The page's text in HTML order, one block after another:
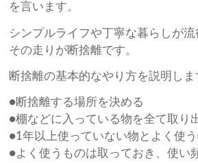
を言います。
シンプルライフや丁寧な暮らしが流
その走りが断捨離です。
断捨離の基本的なやり方を説明しま
●断捨離する場所を決める
●棚などに入っている物を全て取り
●1年以上使っていない物とよく使
●よく使うものは取っておき、使い